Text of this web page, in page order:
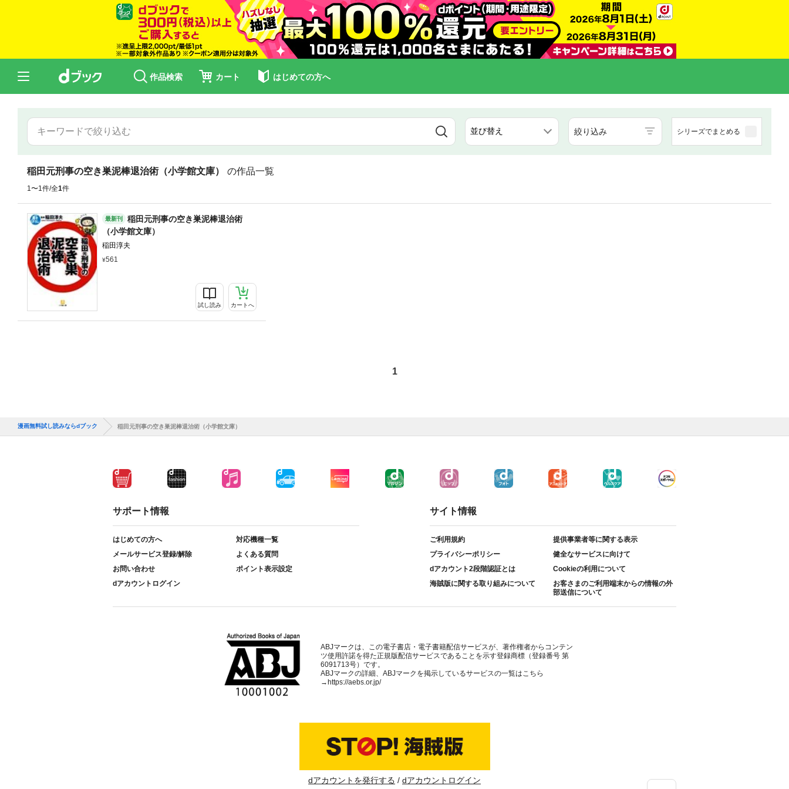
作品検索 カート はじめての方へ
絞り込み シリーズでまとめる
稲田元刑事の空き巣泥棒退治術（小学館文庫） の作品一覧
1〜1件/全1件
最新刊
稲田元刑事の空き巣泥棒退治術
（小学館文庫）
稲田淳夫
561
試し読み カートへ
1
漫画無料試し読みならdブック 稲田元刑事の空き巣泥棒退治術（小学館文庫）
サポート情報
はじめての方へ
対応機種一覧
メールサービス登録/解除
よくある質問
お問い合わせ
ポイント表示設定
dアカウントログイン
サイト情報
ご利用規約
提供事業者等に関する表示
プライバシーポリシー
健全なサービスに向けて
dアカウント2段階認証とは
Cookieの利用について
海賊版に関する取り組みについて
お客さまのご利用端末からの情報の外
部送信について
ABJマークは、この電子書店・電子書籍配信サービスが、著作権者からコンテン
ツ使用許諾を得た正規版配信サービスであることを示す登録商標（登録番号 第
6091713号）です。
ABJマークの詳細、ABJマークを掲示しているサービスの一覧はこちら
→https://aebs.or.jp/
dアカウントを発行する dアカウントログイン